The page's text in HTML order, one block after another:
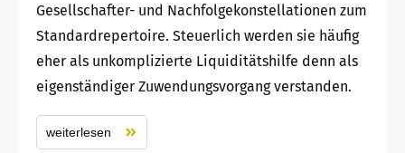
Gesellschafter- und Nachfolgekonstellationen zum
Standardrepertoire. Steuerlich werden sie häufig
eher als unkomplizierte Liquiditätshilfe denn als
eigenständiger Zuwendungsvorgang verstanden.
weiterlesen